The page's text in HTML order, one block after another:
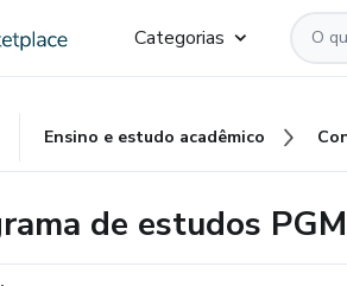
Categorias
Ensino e estudo acadêmico
de estudos